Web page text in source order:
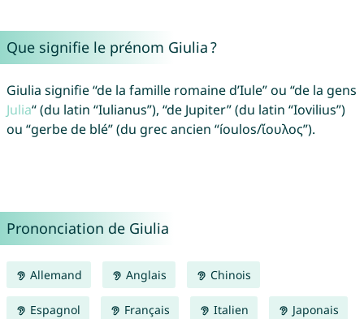
Que signifie le prénom Giulia ?
Giulia signifie “de la famille romaine d’Iule” ou “de la gens
Julia“ (du latin “Iulianus”), “de Jupiter” (du latin “Iovilius”)
ou “gerbe de blé” (du grec ancien “íoulos/ἴουλος”).
Prononciation de Giulia
Allemand Anglais Chinois
Espagnol Français Italien Japonais